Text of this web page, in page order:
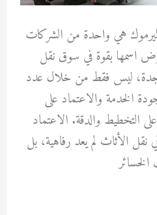
هي واحدة من الشركات
اسمها بقوة في سوق نقل
جدة، ليس فقط من خلال عدد
الخدمة والاعتماد على
التخطيط والدقة. الاعتماد
الأثاث لم يعد رفاهية، بل